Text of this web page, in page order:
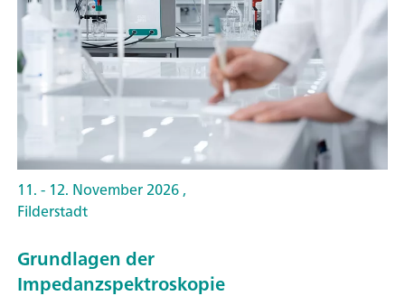
11. - 12. November 2026 ,
Filderstadt
Grundlagen der
Impedanzspektroskopie